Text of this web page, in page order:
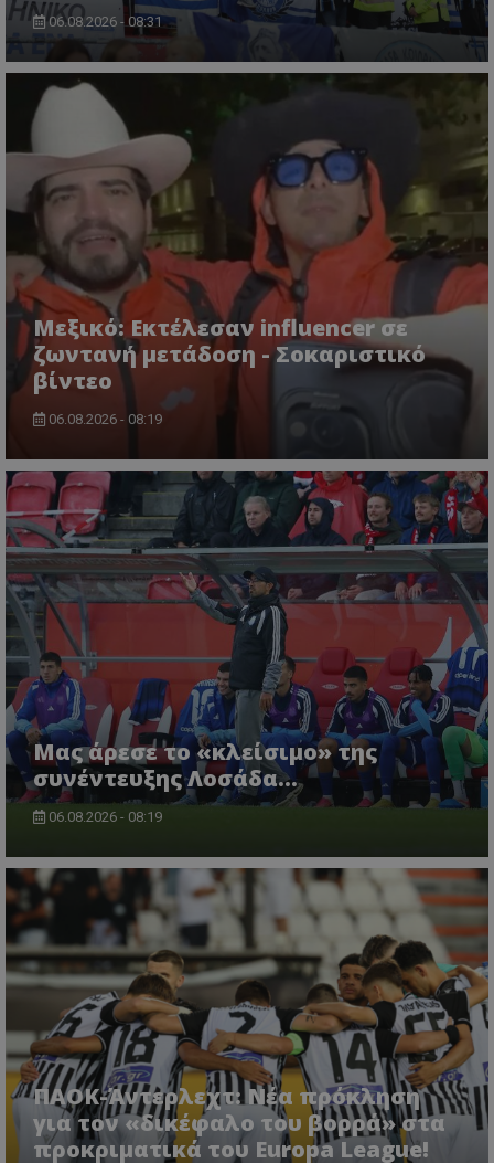
06.08.2026 - 08:31
Μεξικό: Εκτέλεσαν influencer σε
ζωντανή μετάδοση - Σοκαριστικό
βίντεο
06.08.2026 - 08:19
Μας άρεσε το «κλείσιμο» της
συνέντευξης Λοσάδα…
06.08.2026 - 08:19
ΠΑΟΚ-Άντερλεχτ: Νέα πρόκληση
για τον «δικέφαλο του βορρά» στα
προκριματικά του Europa League!